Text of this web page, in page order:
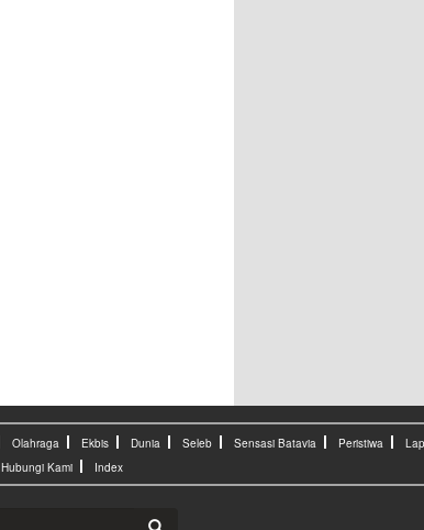
Olahraga Ekbis Dunia Seleb Sensasi Batavia Peristiwa
Hubungi Kami Index